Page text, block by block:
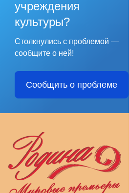
учреждения
культуры?
Столкнулись с проблемой —
сообщите о ней!
Сообщить о проблеме